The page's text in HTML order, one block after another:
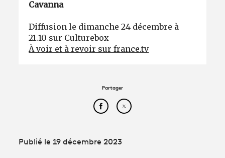
Cavanna
Diffusion le dimanche 24 décembre à
21.10 sur Culturebox
À voir et à revoir sur france.tv
Partager
Partager cet article sur
Partager cet article sur
Publié le 19 décembre 2023